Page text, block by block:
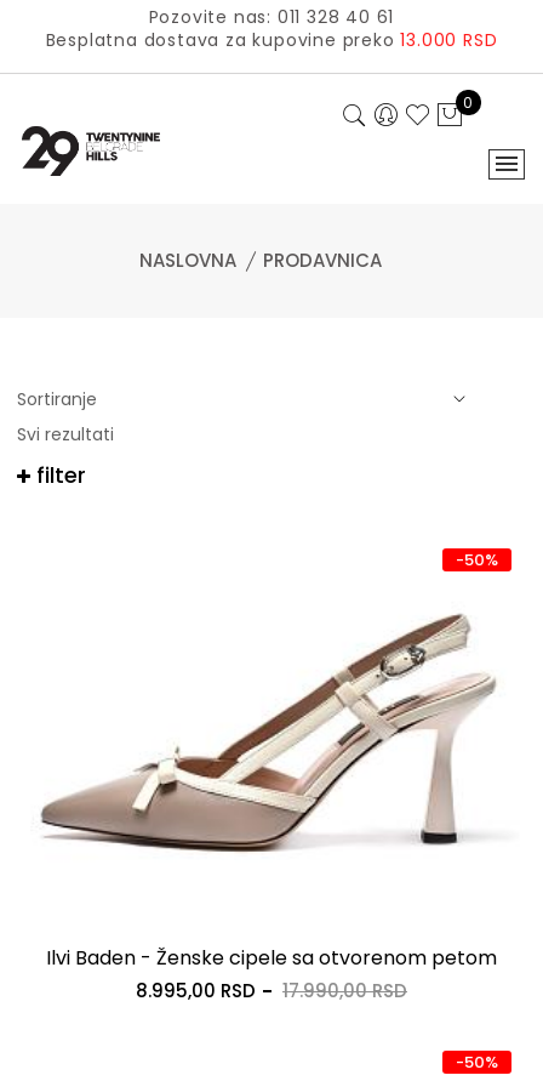
Pozovite nas: 011 328 40 61
Besplatna dostava za kupovine preko13.000 RSD
0
NASLOVNA PRODAVNICA
Svi rezultati
filter
-50%
Ilvi Baden - Ženske cipele sa otvorenom petom
8.995,00 RSD 17.990,00 RSD
-50%